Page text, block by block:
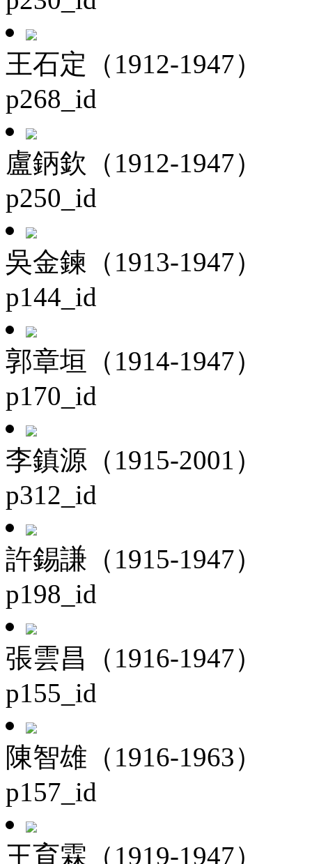
王石定（1912-1947）
p268_id
盧鈵欽（1912-1947）
p250_id
吳金鍊（1913-1947）
p144_id
郭章垣（1914-1947）
p170_id
李鎮源（1915-2001）
p312_id
許錫謙（1915-1947）
p198_id
張雲昌（1916-1947）
p155_id
陳智雄（1916-1963）
p157_id
王育霖（1919-1947）